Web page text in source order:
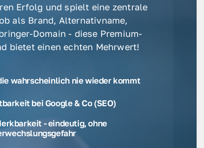
Erfolg und spielt eine zentrale
als Brand, Alternativname,
Domain - diese Premium-
bietet einen echten Mehrwert!
wahrscheinlich nie wieder kommt
bei Google & Co (SEO)
- eindeutig, ohne